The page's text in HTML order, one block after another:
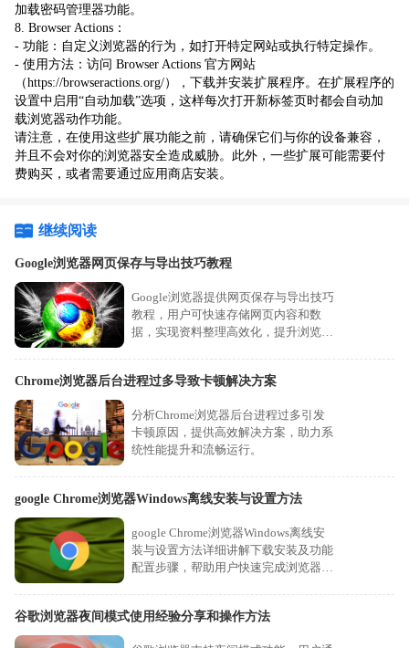
加载密码管理器功能。
8. Browser Actions：
- 功能：自定义浏览器的行为，如打开特定网站或执行特定操作。
- 使用方法：访问 Browser Actions 官方网站
（https://browseractions.org/），下载并安装扩展程序。在扩展程序的
设置中启用“自动加载”选项，这样每次打开新标签页时都会自动加
载浏览器动作功能。
请注意，在使用这些扩展功能之前，请确保它们与你的设备兼容，
并且不会对你的浏览器安全造成威胁。此外，一些扩展可能需要付
费购买，或者需要通过应用商店安装。
继续阅读
Google浏览器网页保存与导出技巧教程
Google浏览器提供网页保存与导出技巧
教程，用户可快速存储网页内容和数
据，实现资料整理高效化，提升浏览器
Chrome浏览器后台进程过多导致卡顿解决方案
分析Chrome浏览器后台进程过多引发
卡顿原因，提供高效解决方案，助力系
统性能提升和流畅运行。
google Chrome浏览器Windows离线安装与设置方法
google Chrome浏览器Windows离线安
装与设置方法详细讲解下载安装及功能
配置步骤，帮助用户快速完成浏览器优
谷歌浏览器夜间模式使用经验分享和操作方法